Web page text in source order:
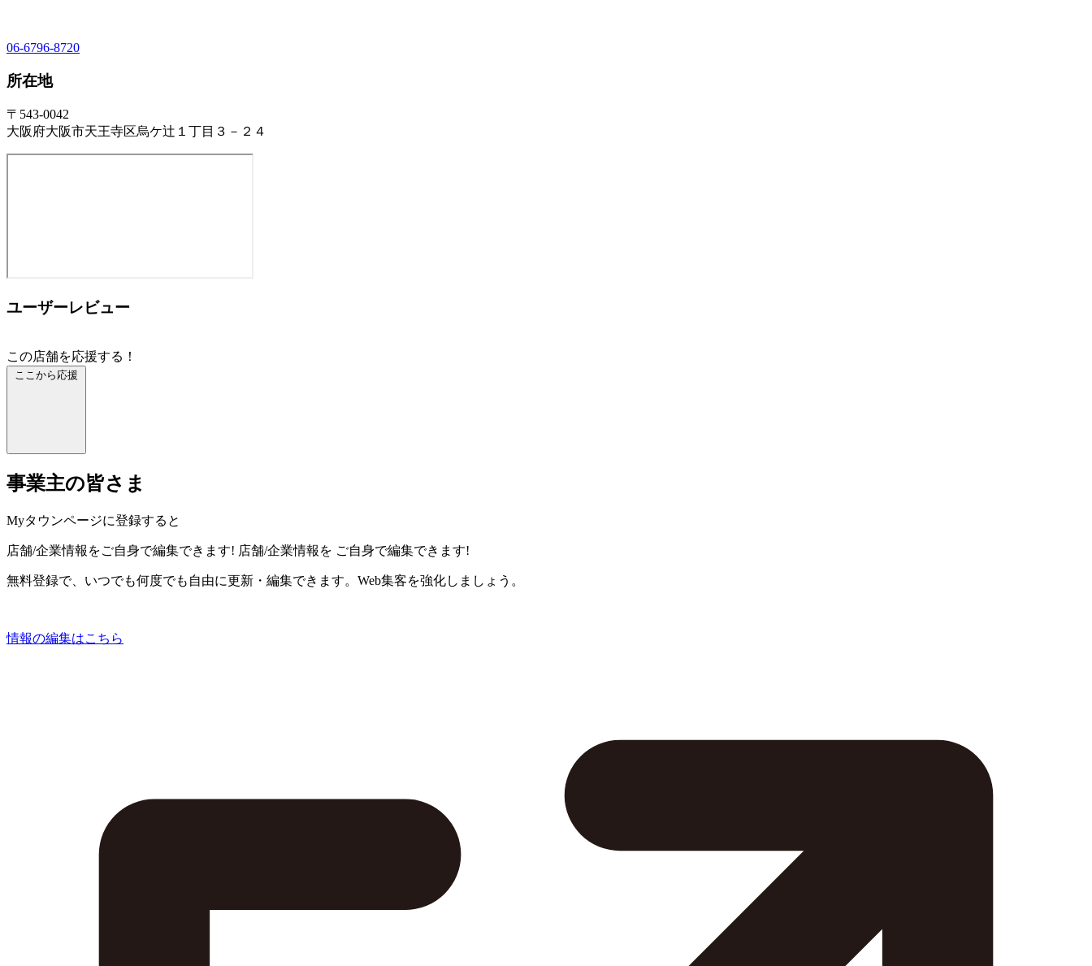
06-6796-8720
所在地
〒543-0042
大阪府大阪市天王寺区烏ケ辻１丁目３－２４
ユーザーレビュー
この店舗を応援する！
ここから応援
事業主の皆さま
Myタウンページに登録すると
店舗/企業情報をご自身で編集できます! 店舗/企業情報を ご自身で編集できます!
無料登録で、いつでも何度でも自由に更新・編集できます。Web集客を強化しましょう。
情報の編集はこちら